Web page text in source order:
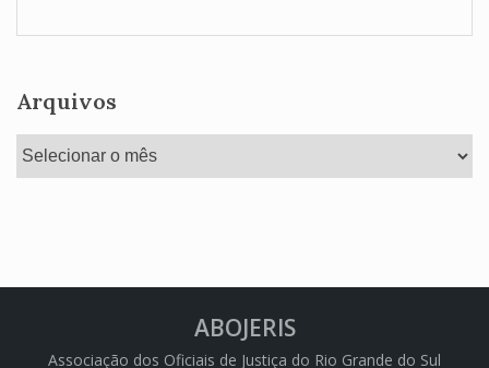
Arquivos
Arquivos
ABOJERIS
Associação dos Oficiais de Justiça do Rio Grande do Sul